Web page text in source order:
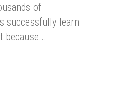
of
successfully learn
because...